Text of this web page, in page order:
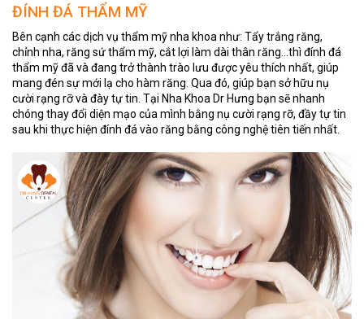
ĐÍNH ĐÁ THẨM MỸ
Bên cạnh các dịch vụ thẩm mỹ nha khoa như: Tẩy trắng răng,
chỉnh nha, răng sứ thẩm mỹ, cắt lợi làm dài thân răng…thì đính đá
thẩm mỹ đã và đang trở thành trào lưu được yêu thích nhất, giúp
mang đén sự mới lạ cho hàm răng. Qua đó, giúp bạn sở hữu nụ
cười rạng rỡ và đày tự tin. Tại Nha Khoa Dr Hưng bạn sẽ nhanh
chóng thay đổi diện mạo của mình bằng nụ cười rạng rỡ, đầy tự tin
sau khi thực hiện đính đá vào răng bằng công nghệ tiên tiến nhất.